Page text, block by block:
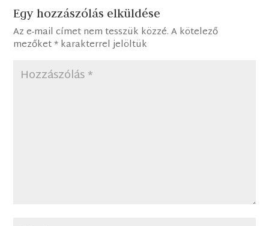
Egy hozzászólás elküldése
Az e-mail címet nem tesszük közzé. A kötelező
mezőket*karakterrel jelöltük